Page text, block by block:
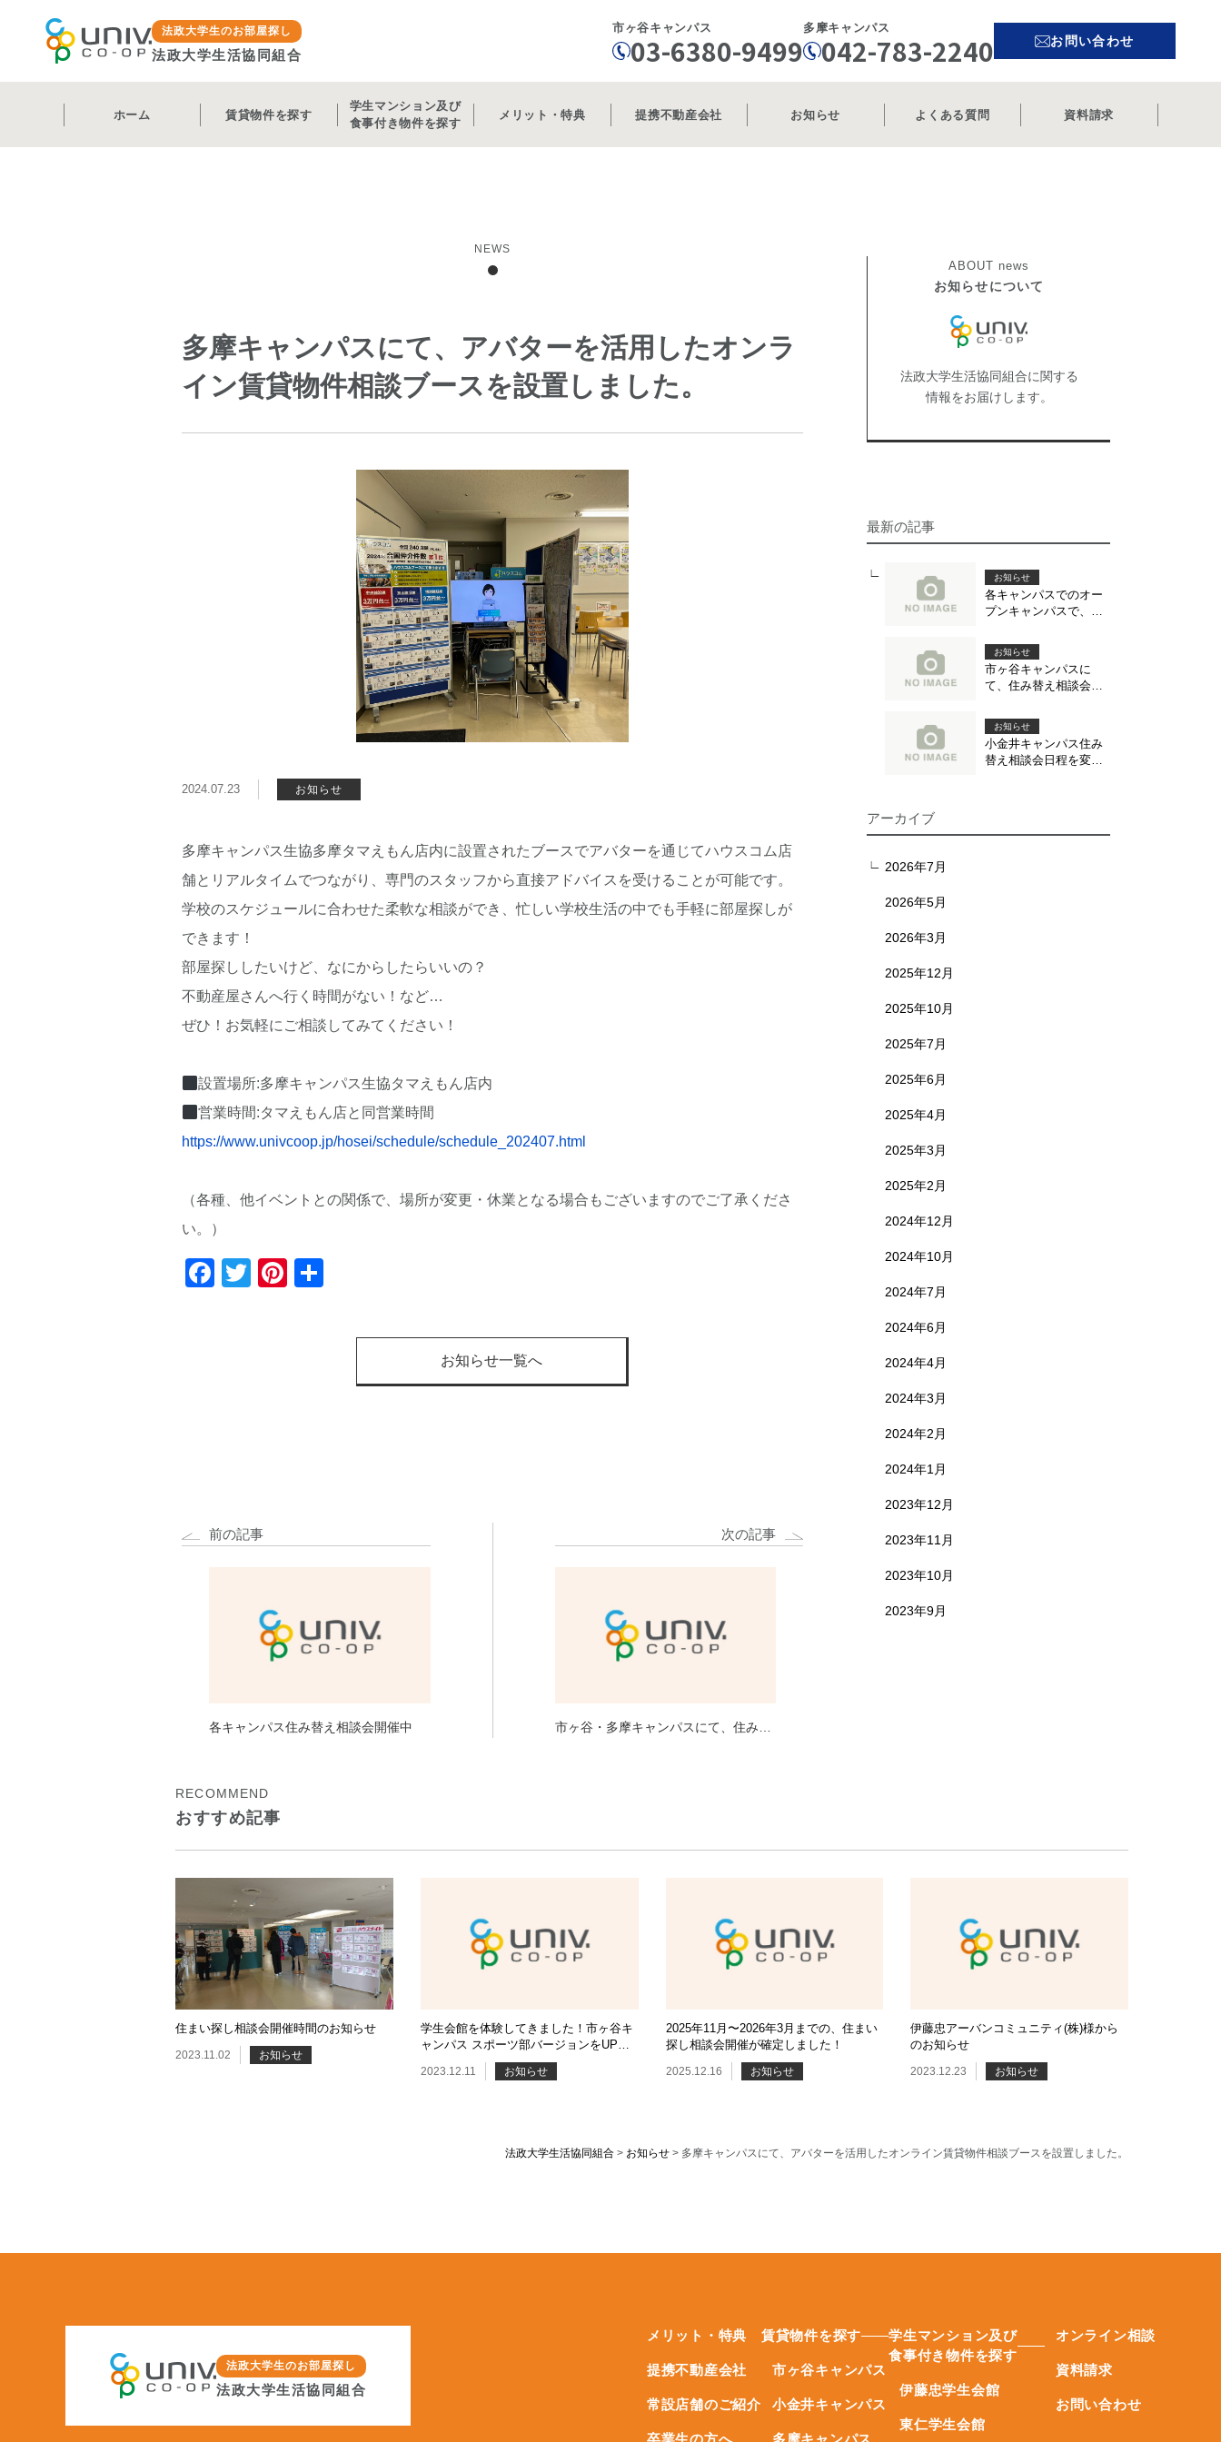
法政大学生のお部屋探し
法政大学生活協同組合
市ヶ谷キャンパス
03-6380-9499
多摩キャンパス
042-783-2240 お問い合わせ
ホーム 賃貸物件を探す
学生マンション及び
食事付き物件を探す
メリット・特典 提携不動産会社 お知らせ よくある質問 資料請求
多摩キャンパスにて、アバターを活用したオンラ
イン賃貸物件相談ブースを設置しました。
NEWS
2024.07.23 お知らせ
多摩キャンパス生協多摩タマえもん店内に設置されたブースでアバターを通じてハウスコム店
舗とリアルタイムでつながり、専門のスタッフから直接アドバイスを受けることが可能です。
学校のスケジュールに合わせた柔軟な相談ができ、忙しい学校生活の中でも手軽に部屋探しが
できます！
部屋探ししたいけど、なにからしたらいいの？
不動産屋さんへ行く時間がない！など…
ぜひ！お気軽にご相談してみてください！
設置場所:多摩キャンパス生協タマえもん店内
営業時間:タマえもん店と同営業時間
https://www.univcoop.jp/hosei/schedule/schedule_202407.html
（各種、他イベントとの関係で、場所が変更・休業となる場合もございますのでご了承くださ
い。）
Facebook
TwitterPinterest
お知らせ一覧へ
前の記事
各キャンパス住み替え相談会開催中
次の記事
市ヶ谷・多摩キャンパスにて、住み替
ABOUT news
お知らせについて
法政大学生活協同組合に関する
情報をお届けします。
最新の記事
お知らせ
各キャンパスでのオー
プンキャンパスで、住
お知らせ
市ヶ谷キャンパスに
て、住み替え相談会を
お知らせ
小金井キャンパス住み
替え相談会日程を変更
アーカイブ
2026年7月
2026年5月
2026年3月
2025年12月
2025年10月
2025年7月
2025年6月
2025年4月
2025年3月
2025年2月
2024年12月
2024年10月
2024年7月
2024年6月
2024年4月
2024年3月
2024年2月
2024年1月
2023年12月
2023年11月
2023年10月
2023年9月
RECOMMEND
おすすめ記事
住まい探し相談会開催時間のお知らせ
2023.11.02 お知らせ
学生会館を体験してきました！市ヶ谷キ
ャンパス スポーツ部バージョンをUPし
2023.12.11 お知らせ
2025年11月〜2026年3月までの、住まい
探し相談会開催が確定しました！
2025.12.16 お知らせ
伊藤忠アーバンコミュニティ(株)様から
のお知らせ
2023.12.23 お知らせ
法政大学生活協同組合 > お知らせ > 多摩キャンパスにて、アバターを活用したオンライン賃貸物件相談ブースを設置しました。
法政大学生のお部屋探し
法政大学生活協同組合
メリット・特典
提携不動産会社
常設店舗のご紹介
卒業生の方へ
賃貸物件を探す
市ヶ谷キャンパス
小金井キャンパス
多摩キャンパス
学生マンション及び
食事付き物件を探す
伊藤忠学生会館
東仁学生会館
オンライン相談
資料請求
お問い合わせ